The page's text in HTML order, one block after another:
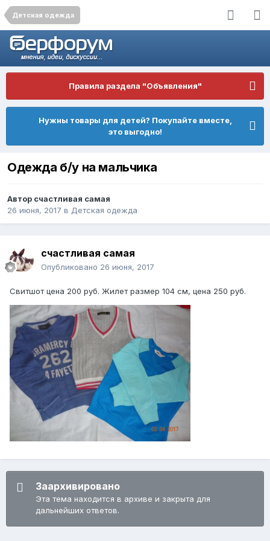
Детская одежда
Правила раздела "Объявления"
Нужны товары для детей? Покупайте вместе,
это выгодно!
Одежда б/у на мальчика
Автор счастливая самая
26 июня, 2017 в Детская одежда
счастливая самая
Опубликовано 26 июня, 2017
Свитшот цена 200 руб. Жилет размер 104 см, цена 250 руб.
Заархивировано
Эта тема находится в архиве и закрыта для
дальнейших ответов.